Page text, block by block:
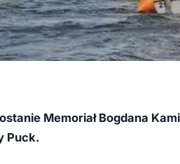
Memoriał Bogdana
Puck.